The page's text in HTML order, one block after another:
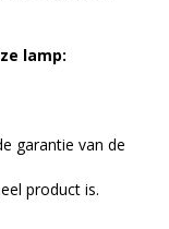
lamp:
garantie van de
product is.